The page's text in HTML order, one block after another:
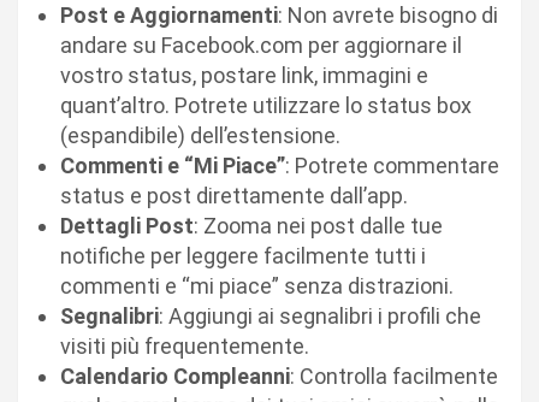
Post e Aggiornamenti: Non avrete bisogno di
andare su Facebook.com per aggiornare il
vostro status, postare link, immagini e
quant’altro. Potrete utilizzare lo status box
(espandibile) dell’estensione.
Commenti e “Mi Piace”: Potrete commentare
status e post direttamente dall’app.
Dettagli Post: Zooma nei post dalle tue
notifiche per leggere facilmente tutti i
commenti e “mi piace” senza distrazioni.
Segnalibri: Aggiungi ai segnalibri i profili che
visiti più frequentemente.
Calendario Compleanni: Controlla facilmente